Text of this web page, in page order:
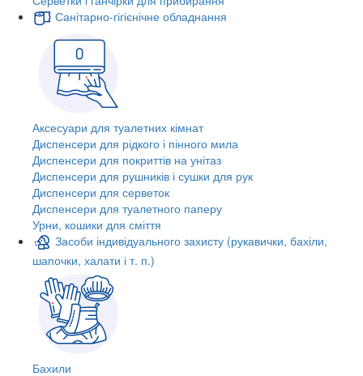
Санітарно-гігієнічне обладнання
Аксесуари для туалетних кімнат
Диспенсери для рідкого і пінного мила
Диспенсери для покриттів на унітаз
Диспенсери для рушників і сушки для рук
Диспенсери для серветок
Диспенсери для туалетного паперу
Урни, кошики для сміття
Засоби індивідуального захисту (рукавички, бахіли,
шапочки, халати і т. п.)
Бахили